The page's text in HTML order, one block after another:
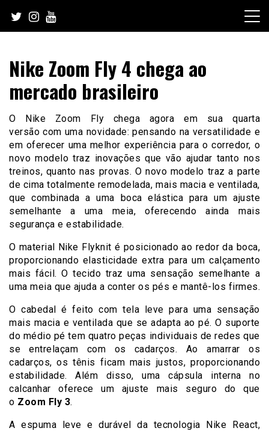
content
Nike Zoom Fly 4 chega ao
mercado brasileiro
O Nike Zoom Fly chega agora em sua quarta
versão com uma novidade: pensando na versatilidade e
em oferecer uma melhor experiência para o corredor, o
novo modelo traz inovações que vão ajudar tanto nos
treinos, quanto nas provas. O novo modelo traz a parte
de cima totalmente remodelada, mais macia e ventilada,
que combinada a uma boca elástica para um ajuste
semelhante a uma meia, oferecendo ainda mais
segurança e estabilidade.
O material Nike Flyknit é posicionado ao redor da boca,
proporcionando elasticidade extra para um calçamento
mais fácil. O tecido traz uma sensação semelhante a
uma meia que ajuda a conter os pés e mantê-los firmes.
O cabedal é feito com tela leve para uma sensação
mais macia e ventilada que se adapta ao pé. O suporte
do médio pé tem quatro peças individuais de redes que
se entrelaçam com os cadarços. Ao amarrar os
cadarços, os tênis ficam mais justos, proporcionando
estabilidade. Além disso, uma cápsula interna no
calcanhar oferece um ajuste mais seguro do que
o Zoom Fly 3.
A espuma leve e durável da tecnologia Nike React,